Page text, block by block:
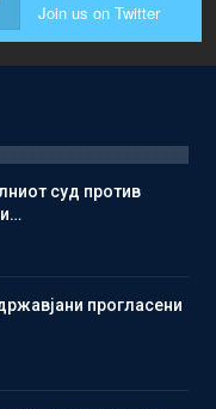
Join us on Twitter
суд против
прогласени